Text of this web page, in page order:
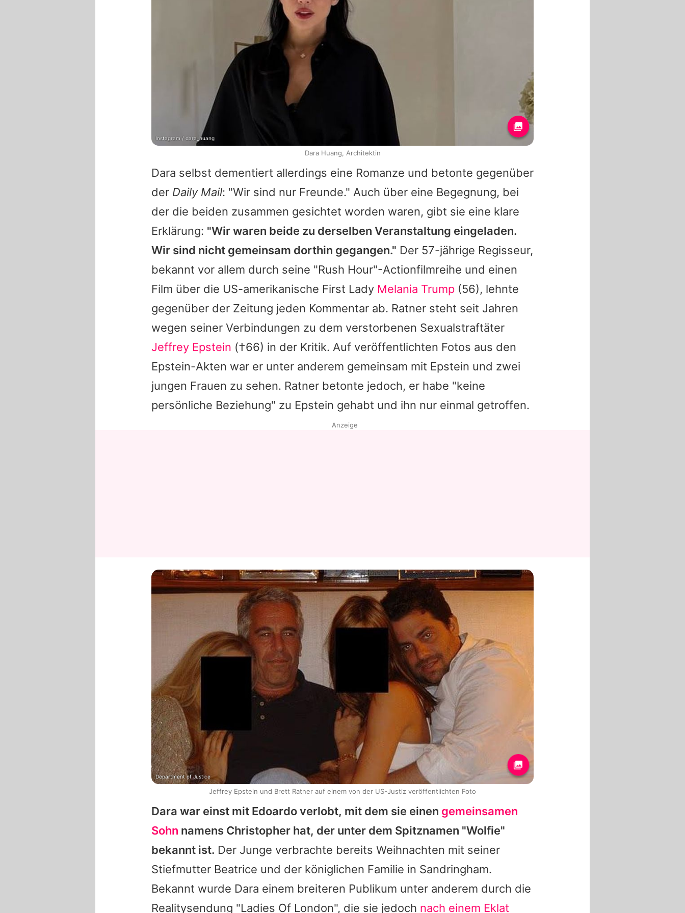
Dara selbst dementiert allerdings eine Romanze und betonte gegenüber
der Daily Mail: "Wir sind nur Freunde." Auch über eine Begegnung, bei
der die beiden zusammen gesichtet worden waren, gibt sie eine klare
Erklärung: "Wir waren beide zu derselben Veranstaltung eingeladen.
Wir sind nicht gemeinsam dorthin gegangen." Der 57-jährige Regisseur,
bekannt vor allem durch seine "Rush Hour"-Actionfilmreihe und einen
Film über die US-amerikanische First Lady Melania Trump (56), lehnte
gegenüber der Zeitung jeden Kommentar ab. Ratner steht seit Jahren
wegen seiner Verbindungen zu dem verstorbenen Sexualstraftäter
Jeffrey Epstein (†66) in der Kritik. Auf veröffentlichten Fotos aus den
Epstein-Akten war er unter anderem gemeinsam mit Epstein und zwei
jungen Frauen zu sehen. Ratner betonte jedoch, er habe "keine
persönliche Beziehung" zu Epstein gehabt und ihn nur einmal getroffen.
Dara war einst mit Edoardoverlobt, mit dem sie einen gemeinsamen
Sohn namens Christopher hat, der unter dem Spitznamen "Wolfie"
bekannt ist. Der Junge verbrachte bereits Weihnachten mit seiner
Stiefmutter Beatrice und der königlichen Familie in Sandringham.
Bekannt wurde Dara einem breiteren Publikum unter anderem durch die
Realitysendung "Ladies Of London", die sie jedoch nach einem Eklat
Instagram / dara_huang
Dara Huang, Architektin
Anzeige
Department of Justice
Jeffrey Epstein und Brett Ratner auf einem von der US-Justiz veröffentlichten Foto